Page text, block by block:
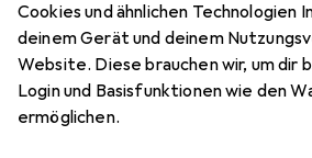
Cookies und ähnlichen Technologien
deinem Gerät und deinem
Website. Diese brauchen wir, um dir
Login und Basisfunktionen wie den
ermöglichen.
2 Bilder
Silhouette Cameo 4 Pro
EUR
39,37